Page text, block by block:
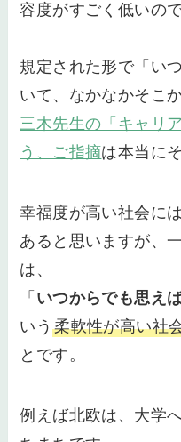
容度がすごく低いので
規定された形で「い
いて、なかなかそこ
三木先生の「キャリ
う、ご指摘は本当に
幸福度が高い社会に
あると思いますが、
は、
「 いつからでも思え
いう柔軟性が高い社
とです。
例えば北欧は、大学